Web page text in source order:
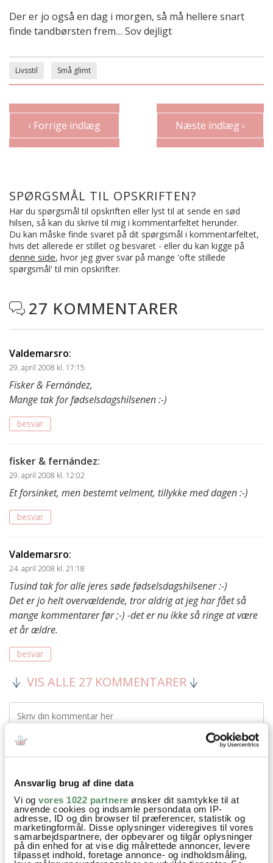
Ansvarlig brug af dine data
Vi og vores 1022 partnere ønsker dit samtykke til at
anvende cookies og indsamle persondata om IP-
adresse, ID og din browser til præferencer, statistik og
marketingformål. Disse oplysninger videregives til vores
samarbejdspartnere, der opbevarer og tilgår oplysninger
på din enhed for at vise dig målrettede annoncer, levere
tilpasset indhold, foretage annonce- og indholdsmåling,
Der er jo også en dag i morgen, så må hellere snart
finde tandbørsten frem… Sov dejligt
Livsstil Små glimt
‹ Forrige indlæg Næste indlæg ›
SPØRGSMÅL TIL OPSKRIFTEN?
Har du spørgsmål til opskriften eller lyst til at sende en sød
hilsen, så kan du skrive til mig i kommentarfeltet herunder.
Du kan måske finde svaret på dit spørgsmål i kommentarfeltet,
hvis det allerede er stillet og besvaret - eller du kan kigge på
denne side, hvor jeg giver svar på mange 'ofte stillede
spørgsmål' til min opskrifter.
 27 KOMMENTARER
Valdemarsro:
29. april 2008 kl. 17:15
Fisker & Fernández,
Mange tak for fødselsdagshilsenen :-)
besvar
fisker & fernández:
29. april 2008 kl. 12:02
Et forsinket, men bestemt velment, tillykke med dagen :-)
besvar
Valdemarsro:
24. april 2008 kl. 21:18
Tusind tak for alle jeres søde fødselsdagshilsener :-)
Det er jo helt overvældende, tror aldrig at jeg har fået så
mange kommentarer før ;-) -det er nu ikke så ringe at være
et år ældre.
besvar
VIS ALLE 27 KOMMENTARER